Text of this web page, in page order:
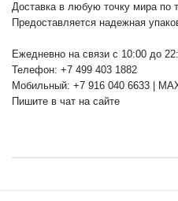
Доставка в любую точку мира
Предоставляется надежная
Ежедневно на связи с 10:00 до
Телефон: +7 499 403 1882
Мобильный: +7 916 040 6633 |
Пишите в чат на сайте